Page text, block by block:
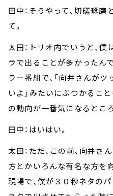
田中：そうやって、切磋琢
て。
太田：トリオ内でいうと、
ラで出ることが多かったん
ラー番組で、「向井さんが
いよ」みたいにぶつかるこ
の動向が一番気になるとこ
田中：はいはい。
太田：ただ、この前、向井さ
方とかいろんな有名な方を
現場で、僕が３０秒ネタの